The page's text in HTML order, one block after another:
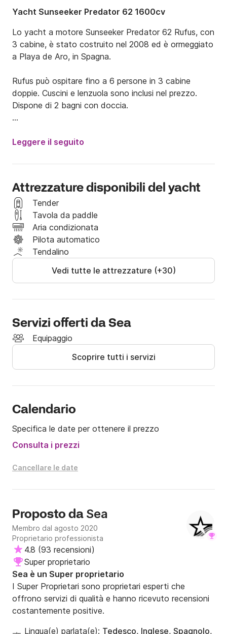
Yacht Sunseeker Predator 62 1600cv
Lo yacht a motore Sunseeker Predator 62 Rufus, con
3 cabine, è stato costruito nel 2008 ed è ormeggiato
a Playa de Aro, in Spagna.
Rufus può ospitare fino a 6 persone in 3 cabine
doppie. Cuscini e lenzuola sono inclusi nel prezzo.
Dispone di 2 bagni con doccia.
necessaria, un nuovo e potente stereo, una TV a
tender per scendere in spiaggia accompagnati
Dispone inoltre di tutti i comfort e le attrezzature per
la vita di bordo.
Rufus si distingue dagli altri Predator 62; è uno
spettacolo puro vederlo navigare e l'aggressività che
mostra sull'acqua. Un'ottima scelta per scoprire la
Leggere il seguito
Attrezzature disponibili del yacht
Tender
Tavola da paddle
Aria condizionata
Pilota automatico
Tendalino
Vedi tutte le attrezzature (+30)
Servizi offerti da Sea
Equipaggio
Scoprire tutti i servizi
Calendario
Specifica le date per ottenere il prezzo
Consulta i prezzi
Cancellare le date
Proposto da Sea
Membro dal agosto 2020
Proprietario professionista
4.8 (93 recensioni)
Super proprietario
Sea è un Super proprietario
I Super Proprietari sono proprietari esperti che
offrono servizi di qualità e hanno ricevuto recensioni
costantemente positive.
Lingua(e) parlata(e): Tedesco, Inglese, Spagnolo,